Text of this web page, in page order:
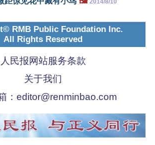
2014/8/10
RMB Public Foundation Inc.
All Rights Reserved
人民报网站服务条款
关于我们
： editor@renminbao.com